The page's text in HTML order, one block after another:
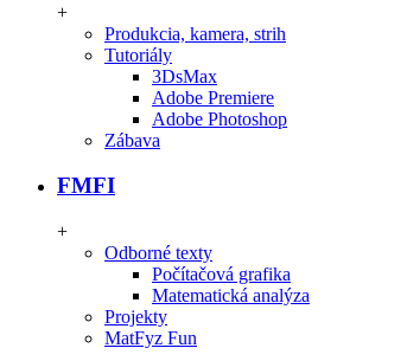
+
Produkcia, kamera, strih
Tutoriály
3DsMax
Adobe Premiere
Adobe Photoshop
Zábava
FMFI
+
Odborné texty
Počítačová grafika
Matematická analýza
Projekty
MatFyz Fun